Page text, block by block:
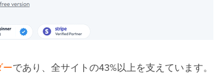
ーであり、全サイトの43%以上を支えています。